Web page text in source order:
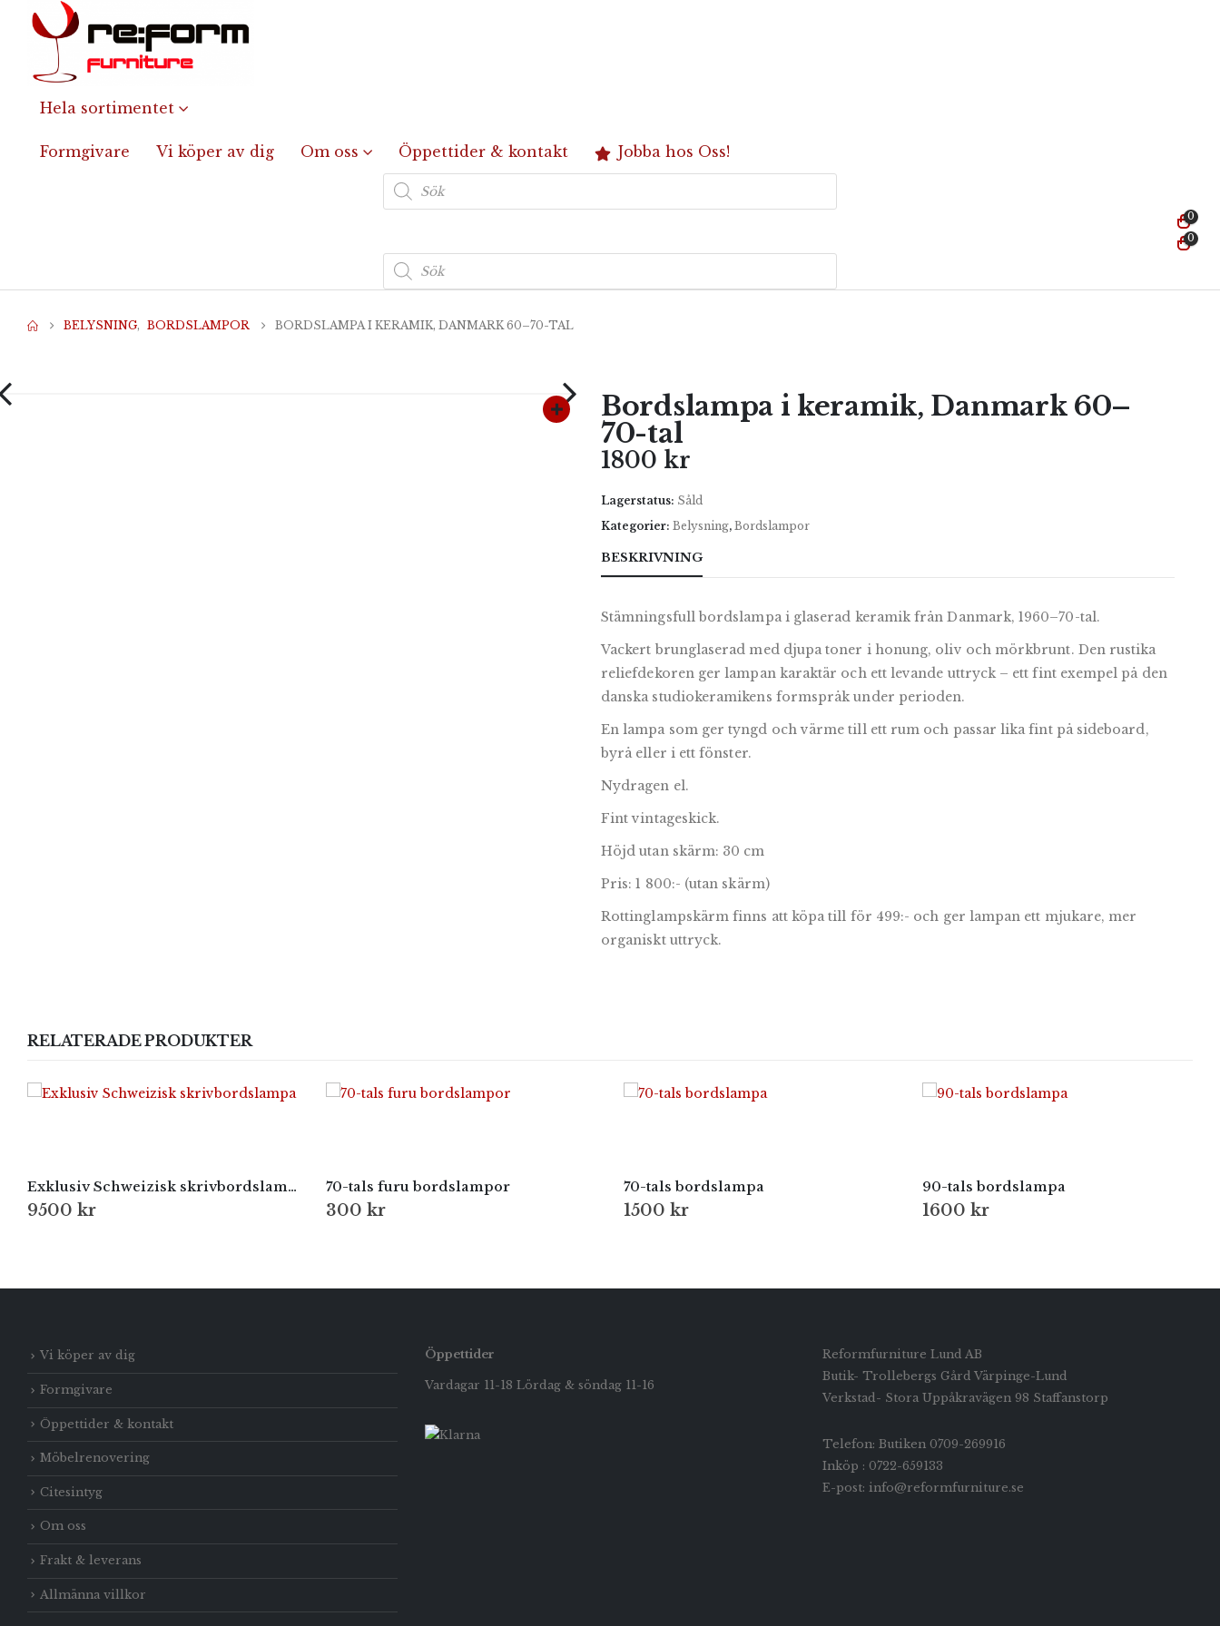
Hela sortimentet
Formgivare Vi köper av dig Om oss Öppettider & kontakt Jobba hos Oss!
Produktsökning
0
0
Produktsökning
BELYSNING, BORDSLAMPOR BORDSLAMPA I KERAMIK, DANMARK 60–70-TAL
Bordslampa i keramik, Danmark 60–
70-tal
1800 kr
Lagerstatus: Såld
Kategorier: Belysning, Bordslampor
BESKRIVNING
Stämningsfull bordslampa i glaserad keramik från Danmark, 1960–70-tal.
Vackert brunglaserad med djupa toner i honung, oliv och mörkbrunt. Den rustika
reliefdekoren ger lampan karaktär och ett levande uttryck – ett fint exempel på den
danska studiokeramikens formspråk under perioden.
En lampa som ger tyngd och värme till ett rum och passar lika fint på sideboard,
byrå eller i ett fönster.
Nydragen el.
Fint vintageskick.
Höjd utan skärm: 30 cm
Pris: 1 800:- (utan skärm)
Rottinglampskärm finns att köpa till för 499:- och ger lampan ett mjukare, mer
organiskt uttryck.
RELATERADE PRODUKTER
Exklusiv Schweizisk skrivbordslampa
9500 kr
70-tals furu bordslampor
300 kr
70-tals bordslampa
1500 kr
90-tals bordslampa
1600 kr
Vi köper av dig
Formgivare
Öppettider & kontakt
Möbelrenovering
Citesintyg
Om oss
Frakt & leverans
Allmänna villkor
Öppettider
Vardagar 11-18 Lördag & söndag 11-16
Reformfurniture Lund AB
Butik- Trollebergs Gård Värpinge-Lund
Verkstad- Stora Uppåkravägen 98 Staffanstorp
Telefon: Butiken 0709-269916
Inköp : 0722-659133
E-post: info@reformfurniture.se